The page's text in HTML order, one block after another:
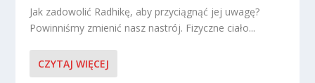
Jak zadowolić Radhikę, aby przyciągnąć jej uwagę?
Powinniśmy zmienić nasz nastrój. Fizyczne ciało...
CZYTAJ WIĘCEJ